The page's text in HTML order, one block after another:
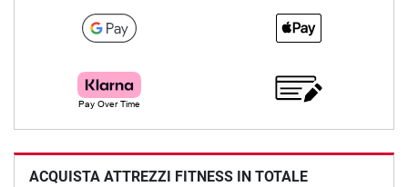
ACQUISTA ATTREZZI FITNESS IN TOTALE